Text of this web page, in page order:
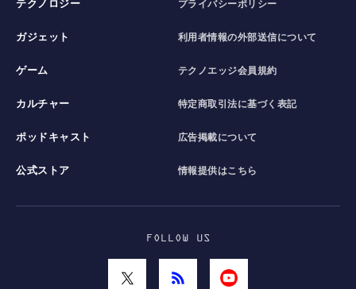
テクノロジー
ガジェット
ゲーム
カルチャー
ポッドキャスト
公式ストア
プライバシーポリシー
利用者情報の外部送信について
テクノエッジ会員規約
特定商取引法に基づく表記
広告掲載について
情報提供はこちら
FOLLOW US